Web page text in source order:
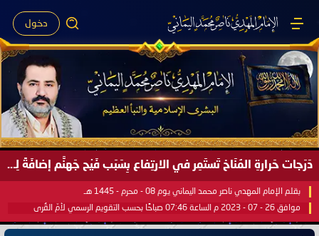
دخول
صَيْفُ سَقَرَ يَبدأُ في اجتياحِ شِتاءِ القُطبِ الشَّمالي كَما وعَدناكُم بالحقِّ لعَامِكم هذا (1445 هـ) ..
بقلم الإمام المهدي ناصر محمد اليماني يوم 18 - جمادى الآخرة - 1445 هـ
موافق 31 - 12 - 2023 م الساعة 07:44 صباحًا بحسب التقويم الرسمي لأمّ القُرى